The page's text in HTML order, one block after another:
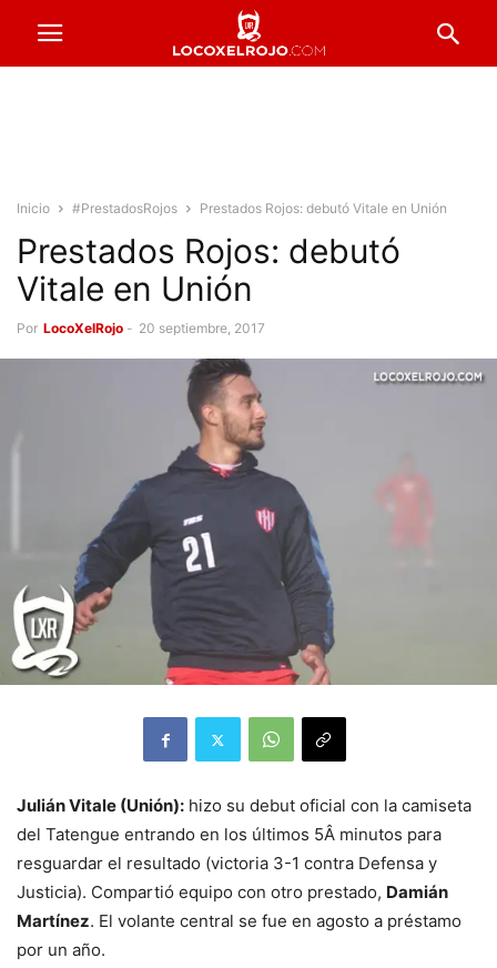
Inicio #PrestadosRojos Prestados Rojos: debutó Vitale en Unión
Prestados Rojos: debutó
Vitale en Unión
Por LocoXelRojo - 20 septiembre, 2017
Julián Vitale (Unión): hizo su debut oficial con la camiseta
del Tatengue entrando en los últimos 5Â minutos para
resguardar el resultado (victoria 3-1 contra Defensa y
Justicia). Compartió equipo con otro prestado, Damián
Martínez. El volante central se fue en agosto a préstamo
por un año.